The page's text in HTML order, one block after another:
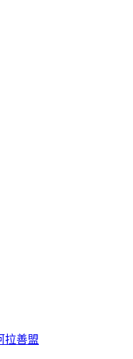
拉善盟